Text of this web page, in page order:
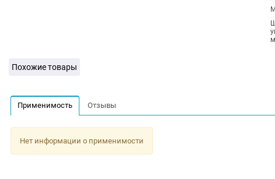
Похожие товары
Применимость Отзывы
Нет информации о применимости